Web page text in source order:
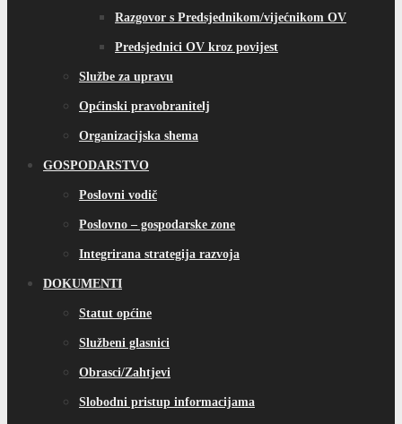
Razgovor s Predsjednikom/vijećnikom OV
Predsjednici OV kroz povijest
Službe za upravu
Općinski pravobranitelj
Organizacijska shema
GOSPODARSTVO
Poslovni vodič
Poslovno – gospodarske zone
Integrirana strategija razvoja
DOKUMENTI
Statut općine
Službeni glasnici
Obrasci/Zahtjevi
Slobodni pristup informacijama